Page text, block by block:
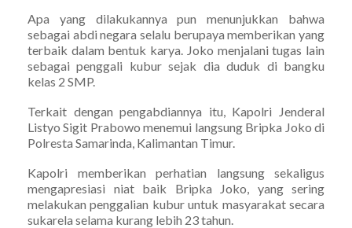
Apa yang dilakukannya pun menunjukkan bahwa
sebagai abdi negara selalu berupaya memberikan yang
terbaik dalam bentuk karya. Joko menjalani tugas lain
sebagai penggali kubur sejak dia duduk di bangku
kelas 2 SMP.
Terkait dengan pengabdiannya itu, Kapolri Jenderal
Listyo Sigit Prabowo menemui langsung Bripka Joko di
Polresta Samarinda, Kalimantan Timur.
Kapolri memberikan perhatian langsung sekaligus
mengapresiasi niat baik Bripka Joko, yang sering
melakukan penggalian kubur untuk masyarakat secara
sukarela selama kurang lebih 23 tahun.